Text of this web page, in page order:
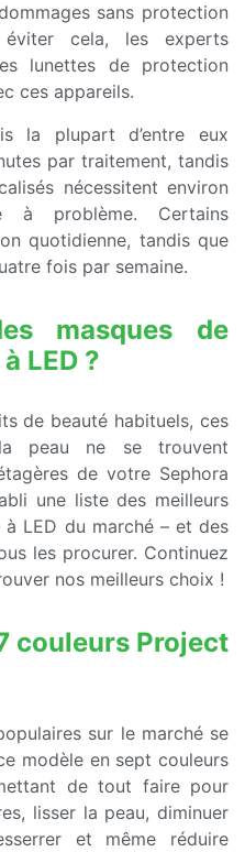
sans protection
éviter cela, les experts
lunettes de protection
ces appareils.
la plupart d’entre eux
par traitement, tandis
nécessitent environ
à problème. Certains
quotidienne, tandis que
fois par semaine.
masques de
LED ?
de beauté habituels, ces
peau ne se trouvent
de votre Sephora
une liste des meilleurs
LED du marché – et des
les procurer. Continuez
nos meilleurs choix !
couleurs Project
sur le marché se
modèle en sept couleurs
de tout faire pour
lisser la peau, diminuer
et même réduire